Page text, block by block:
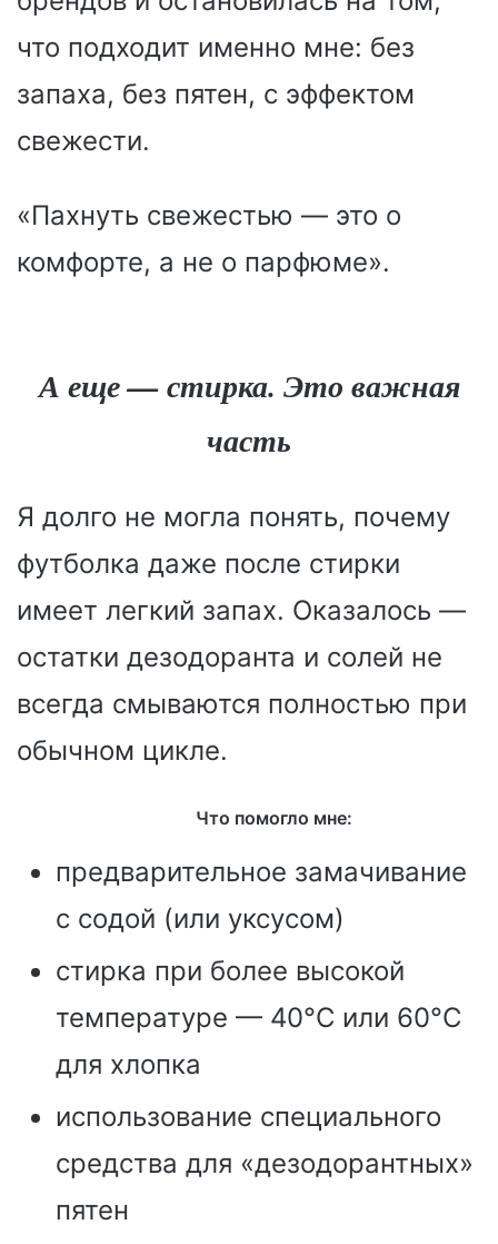
что подходит именно мне: без
запаха, без пятен, с эффектом
свежести.
«Пахнуть свежестью — это о
комфорте, а не о парфюме».
А еще — стирка. Это важная
часть
Я долго не могла понять, почему
футболка даже после стирки
имеет легкий запах. Оказалось —
остатки дезодоранта и солей не
всегда смываются полностью при
обычном цикле.
Что помогло мне:
предварительное замачивание
с содой (или уксусом)
стирка при более высокой
температуре — 40°C или 60°C
для хлопка
использование специального
средства для «дезодорантных»
пятен